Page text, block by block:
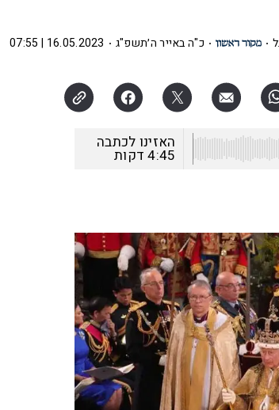
כ"ה באייר ה׳תשפ"ג 16.05.2023 | 07:55
האזינו לכתבה
4:45דקות